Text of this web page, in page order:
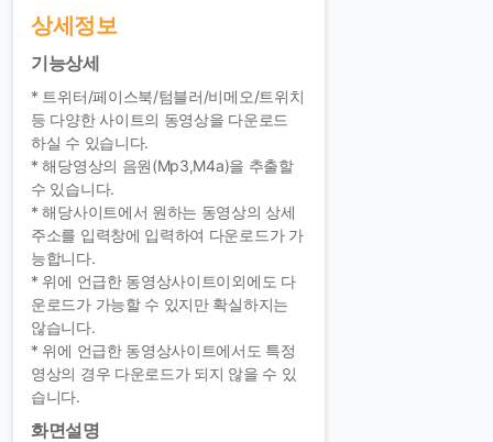
상세정보
기능상세
* 트위터/페이스북/텀블러/비메오/트위치
등 다양한 사이트의 동영상을 다운로드
하실 수 있습니다.
* 해당영상의 음원(Mp3,M4a)을 추출할
수 있습니다.
* 해당사이트에서 원하는 동영상의 상세
주소를 입력창에 입력하여 다운로드가 가
능합니다.
* 위에 언급한 동영상사이트이외에도 다
운로드가 가능할 수 있지만 확실하지는
않습니다.
* 위에 언급한 동영상사이트에서도 특정
영상의 경우 다운로드가 되지 않을 수 있
습니다.
화면설명